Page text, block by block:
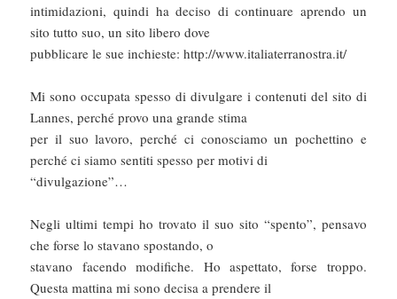
intimidazioni, quindi ha deciso di continuare aprendo un
sito tutto suo, un sito libero dove
pubblicare le sue inchieste: http://www.italiaterranostra.it/
Mi sono occupata spesso di divulgare i contenuti del sito di
Lannes, perché provo una grande stima
per il suo lavoro, perché ci conosciamo un pochettino e
perché ci siamo sentiti spesso per motivi di
“divulgazione”…
Negli ultimi tempi ho trovato il suo sito “spento”, pensavo
che forse lo stavano spostando, o
stavano facendo modifiche. Ho aspettato, forse troppo.
Questa mattina mi sono decisa a prendere il